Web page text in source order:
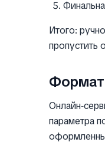
Итого:
пропустить
параметра